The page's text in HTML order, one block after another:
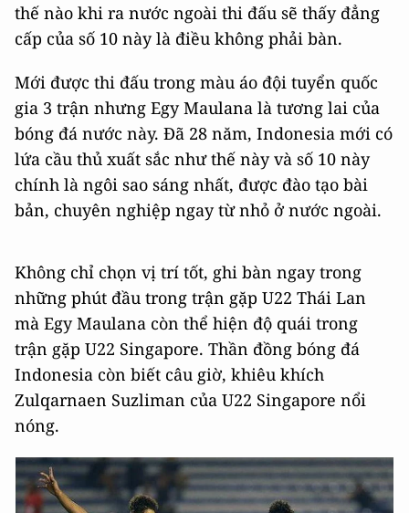
thế nào khi ra nước ngoài thi đấu sẽ thấy đẳng
cấp của số 10 này là điều không phải bàn.
Mới được thi đấu trong màu áo đội tuyển quốc
gia 3 trận nhưng Egy Maulana là tương lai của
bóng đá nước này. Đã 28 năm, Indonesia mới có
lứa cầu thủ xuất sắc như thế này và số 10 này
chính là ngôi sao sáng nhất, được đào tạo bài
bản, chuyên nghiệp ngay từ nhỏ ở nước ngoài.
Không chỉ chọn vị trí tốt, ghi bàn ngay trong
những phút đầu trong trận gặp U22 Thái Lan
mà Egy Maulana còn thể hiện độ quái trong
trận gặp U22 Singapore. Thần đồng bóng đá
Indonesia còn biết câu giờ, khiêu khích
Zulqarnaen Suzliman của U22 Singapore nổi
nóng.